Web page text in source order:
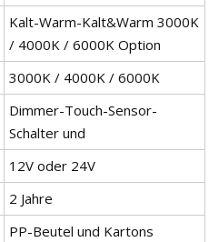
Kalt-Warm-Kalt&Warm 3000K
/ 4000K / 6000K Option
3000K / 4000K / 6000K
Dimmer-Touch-Sensor-
Schalter und
12V oder 24V
2 Jahre
PP-Beutel und Kartons